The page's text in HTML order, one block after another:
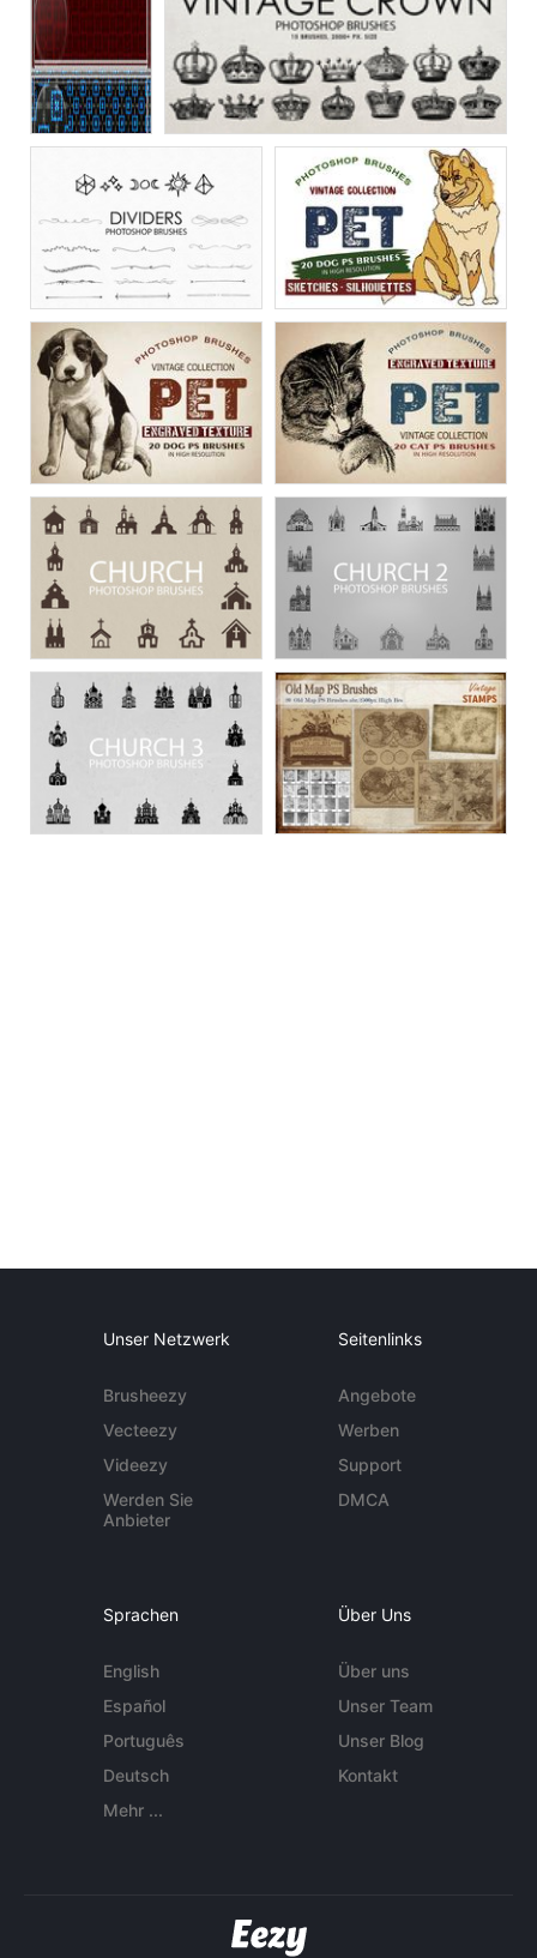
Unser Netzwerk
Brusheezy
Vecteezy
Videezy
Werden Sie
Anbieter
Seitenlinks
Angebote
Werben
Support
DMCA
Sprachen
English
Español
Português
Deutsch
Mehr ...
Über Uns
Über uns
Unser Team
Unser Blog
Kontakt